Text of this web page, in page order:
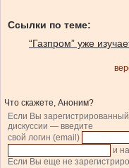
Ссылки по теме:
“Газпром” уже
Что скажете, Аноним?
Если Вы
дискуссии — введите
свой логин (email)
и
Если Вы еще не